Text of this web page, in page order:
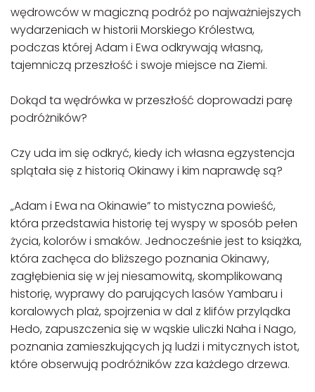
wędrowców w magiczną podróż po najważniejszych
wydarzeniach w historii Morskiego Królestwa,
podczas której Adam i Ewa odkrywają własną,
tajemniczą przeszłość i swoje miejsce na Ziemi.
Dokąd ta wędrówka w przeszłość doprowadzi parę
podróżników?
Czy uda im się odkryć, kiedy ich własna egzystencja
splątała się z historią Okinawy i kim naprawdę są?
„Adam i Ewa na Okinawie” to mistyczna powieść,
która przedstawia historię tej wyspy w sposób pełen
życia, kolorów i smaków. Jednocześnie jest to książka,
która zachęca do bliższego poznania Okinawy,
zagłębienia się w jej niesamowitą, skomplikowaną
historię, wyprawy do parujących lasów Yambaru i
koralowych plaż, spojrzenia w dal z klifów przylądka
Hedo, zapuszczenia się w wąskie uliczki Naha i Nago,
poznania zamieszkujących ją ludzi i mitycznych istot,
które obserwują podróżników zza każdego drzewa.